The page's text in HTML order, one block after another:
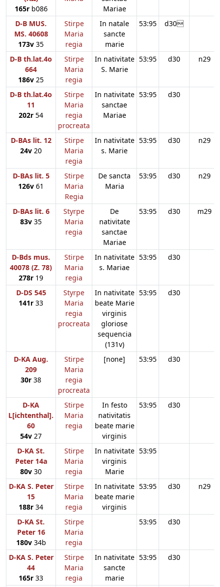
165rb086
Mariae
D-B MUS.
MS. 40608
173v 35
Stirpe
Maria
regia
In natale
sancte
marie
53:95 d30
D-B th.lat.4o
664
186v 25
Stirpe
Maria
regia
In nativitate
S. Marie
53:95 d30 n29
D-B th.lat.4o
11
202r 54
Stirpe
Maria
regia
procreata
In nativitate
sanctae
Mariae
53:95 d30
D-BAs lit. 12
24v 20
Stirpe
Maria
regia
In nativitate
s. Marie
53:95 d30 n29
D-BAs lit. 5
126v 61
Stirpe
Maria
Regia
De sancta
Maria
53:95 d30 n29
D-BAs lit. 6
83v 35
Styrpe
Maria
regia
De
nativitate
sanctae
Mariae
53:95 d30 m29
D-Bds mus.
40078 (Z. 78)
278r 19
Stirpe
Maria
regia
In nativitate
s. Mariae
53:95 d30
D-DS 545
141r 33
Styrpe
Maria
regia
procreata
In nativitate
beate Marie
virginis
gloriose
sequencia
(131v)
53:95 d30
D-KA Aug.
209
30r 38
Stirpe
Maria
regia
procreata
[none] 53:95 d30
D-KA
L[ichtenthal].
60
54v 27
Stirpe
Maria
regia
In festo
nativitatis
beate marie
virginis
53:95 d30
D-KA St.
Peter 14a
80v 30
Stirpe
Maria
regia
In nativitate
virginis
Marie
53:95
D-KA S. Peter
15
188r 34
Stirpe
Maria
regia
In nativitate
beate marie
virginis
53:95 d30 n29
D-KA St.
Peter 16
180v34b
Stirpe
Maria
regia
53:95 d30
D-KA S. Peter
44
165r 33
Stirpe
Maria
regia
In nativitate
sancte
marie
53:95 d30